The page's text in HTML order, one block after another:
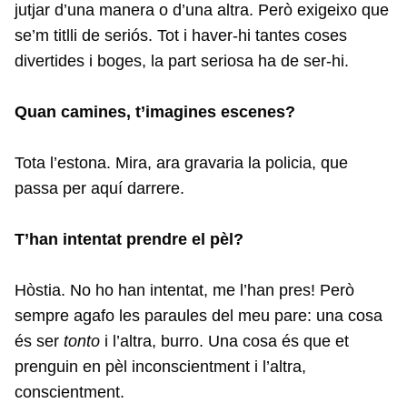
jutjar d’una manera o d’una altra. Però exigeixo que
se’m titlli de seriós. Tot i haver-hi tantes coses
divertides i boges, la part seriosa ha de ser-hi.
Quan camines, t’imagines escenes?
Tota l’estona. Mira, ara gravaria la policia, que
passa per aquí darrere.
T’han intentat prendre el pèl?
Hòstia. No ho han intentat, me l’han pres! Però
sempre agafo les paraules del meu pare: una cosa
és ser tonto i l’altra, burro. Una cosa és que et
prenguin en pèl inconscientment i l’altra,
conscientment.